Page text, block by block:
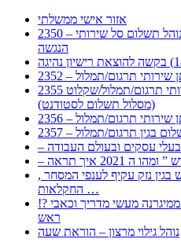
אזור אישי ממשלתי
2350 – מידע לסטודנט עם לקות שמיעה-נוהל תשלום סל שירותי
הנגשה
שירותי תרגום/תמלול
2355 דרישה לתשלום עבור מתן שירותי תרגום/תמלול/שקלוט
(מסלול תשלום לסטודנט)
מתן שירותי תרגום/תמלול
תשלום בגין תרגום/תמלול
2021 איך תראה
, התעשייה , פיצויי מס רכוש בגין נזק עקיף לענפי המסחר
החקלאות …
!? איך להפרד מהמיגרנה לשחרור ממיגרנה מעשי מדריך וכאבי
ראש
נוהל גילוי מרצון – הוראת שעה